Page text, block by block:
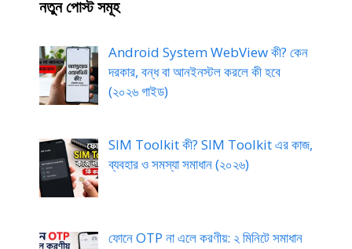
নতুন পোস্ট সমূহ
Android System WebView কী? কেন
দরকার, বন্ধ বা আনইনস্টল করলে কী হবে
(২০২৬ গাইড)
SIM Toolkit কী? SIM Toolkit এর কাজ,
ব্যবহার ও সমস্যা সমাধান (২০২৬)
ফোনে OTP না এলে করণীয়: ২ মিনিটে সমাধান